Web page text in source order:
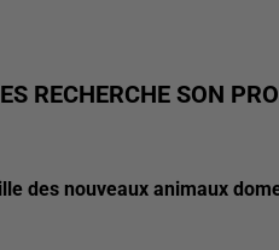
RECHERCHE SON
des nouveaux animaux